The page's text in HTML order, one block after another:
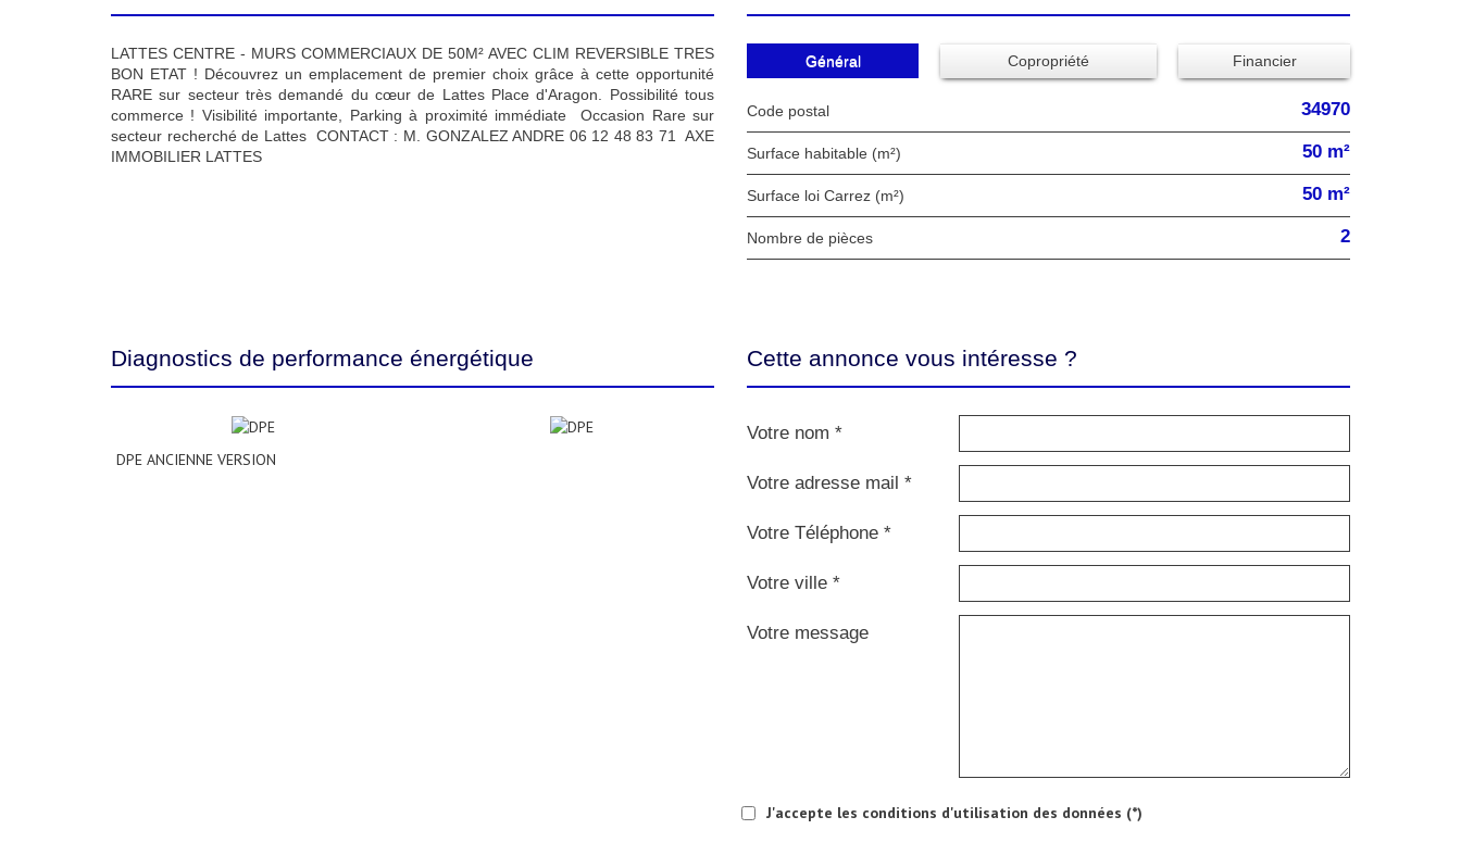
LATTES CENTRE - MURS COMMERCIAUX DE 50M² AVEC CLIM REVERSIBLE TRES
BON ETAT ! Découvrez un emplacement de premier choix grâce à cette opportunité
RARE sur secteur très demandé du cœur de Lattes Place d'Aragon. Possibilité tous
commerce ! Visibilité importante, Parking à proximité immédiate Occasion Rare sur
secteur recherché de Lattes CONTACT : M. GONZALEZ ANDRE 06 12 48 83 71 AXE
IMMOBILIER LATTES
Général Copropriété Financier
Code postal 34970
Surface habitable (m²) 50 m²
Surface loi Carrez (m²) 50 m²
Nombre de pièces 2
Diagnostics de performance énergétique
DPE ANCIENNE VERSION
Cette annonce vous intéresse ?
Votre nom *
Votre adresse mail *
Votre Téléphone *
Votre ville *
Votre message
J'accepte les conditions d'utilisation des données (*)